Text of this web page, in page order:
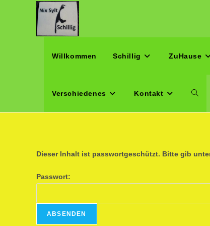
Willkommen Schillig ZuHause
Verschiedenes Kontakt
Dieser Inhalt ist passwortgeschützt. Bitte gib
Passwort: